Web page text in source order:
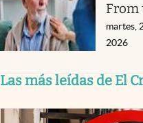
From
martes,
2026
Las más leídas de El